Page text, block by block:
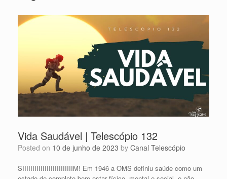
Vida Saudável | Telescópio 132
Posted on 10 de junho de 2023 by Canal Telescópio
SIIIIIIIIIIIIIIIIIIIIIIIIIM! Em 1946 a OMS definiu saúde como um